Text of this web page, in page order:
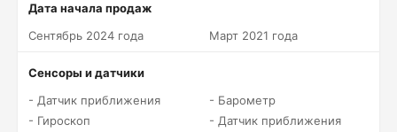
Дата начала продаж
Сентябрь 2024 года
Март 2021 года
Сенсоры и датчики
- Датчик приближения
- Гироскоп
- Барометр
- Датчик приближения